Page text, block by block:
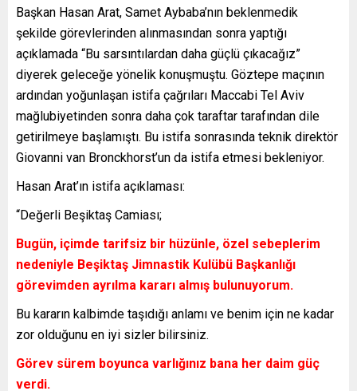
Başkan Hasan Arat, Samet Aybaba’nın beklenmedik
şekilde görevlerinden alınmasından sonra yaptığı
açıklamada “Bu sarsıntılardan daha güçlü çıkacağız”
diyerek geleceğe yönelik konuşmuştu. Göztepe maçının
ardından yoğunlaşan istifa çağrıları Maccabi Tel Aviv
mağlubiyetinden sonra daha çok taraftar tarafından dile
getirilmeye başlamıştı. Bu istifa sonrasında teknik direktör
Giovanni van Bronckhorst’un da istifa etmesi bekleniyor.
Hasan Arat’ın istifa açıklaması:
“Değerli Beşiktaş Camiası;
Bugün, içimde tarifsiz bir hüzünle, özel sebeplerim
nedeniyle Beşiktaş Jimnastik Kulübü Başkanlığı
görevimden ayrılma kararı almış bulunuyorum.
Bu kararın kalbimde taşıdığı anlamı ve benim için ne kadar
zor olduğunu en iyi sizler bilirsiniz.
Görev sürem boyunca varlığınız bana her daim güç
verdi.